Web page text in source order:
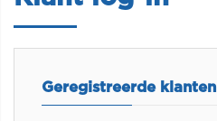
Geregistreerde klanten